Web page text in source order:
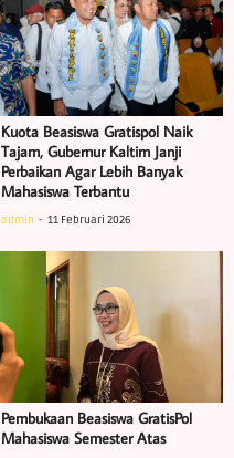
Kuota Beasiswa Gratispol Naik
Tajam, Gubernur Kaltim Janji
Perbaikan Agar Lebih Banyak
Mahasiswa Terbantu
admin 11 Februari 2026
Pembukaan Beasiswa GratisPol
Mahasiswa Semester Atas